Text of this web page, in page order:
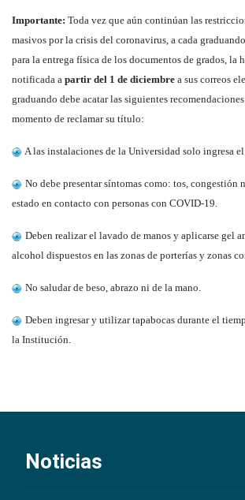
Importante: Toda vez que aún continúan las
masivos por la crisis del coronavirus, a cada
para la entrega física de los documentos de grados, la
notificada a partir del 1 de diciembre a sus correos
graduando debe acatar las siguientes
momento de reclamar su título:
A las instalaciones de la Universidad solo ingresa el
No debe presentar síntomas como: tos, congestión
estado en contacto con personas con COVID-19.
Deben realizar el lavado de manos y aplicarse gel
alcohol dispuestos en las zonas de porterías y zonas
No saludar de beso, abrazo ni de la mano.
Deben ingresar y utilizar tapabocas durante el
la Institución.
Noticias